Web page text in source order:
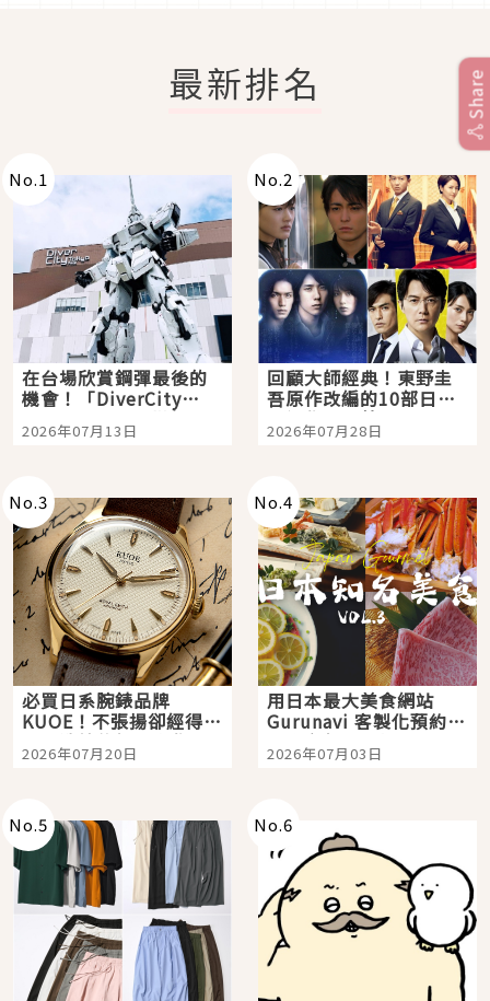
最新排名
No.1
在台場欣賞鋼彈最後的
機會！「DiverCity
Tokyo Plaza」搭船、
購物、美食及夜景，一
2026年07月13日
No.2
回顧大師經典！東野圭
吾原作改編的10部日本
影視作品推薦
2026年07月28日
No.3
必買日系腕錶品牌
KUOE！不張揚卻經得起
時間洗鍊的經典之作五
選
2026年07月20日
No.4
用日本最大美食網站
Gurunavi 客製化預約九
大都市餐廳，打造專屬
美食體驗！
2026年07月03日
No.5 No.6
Share